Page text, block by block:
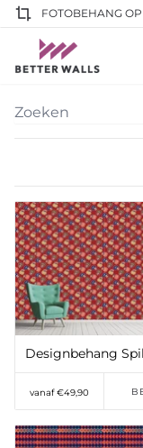
FOTOBEHANG
Designbehang
vanaf €49,90